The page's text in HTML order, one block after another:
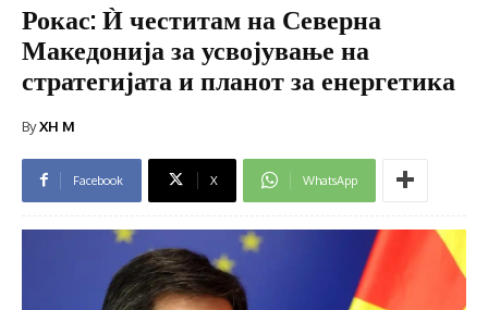
Рокас: Ѝ честитам на Северна
Македонија за усвојување на
стратегијата и планот за енергетика
ByXH M
Facebook X WhatsApp